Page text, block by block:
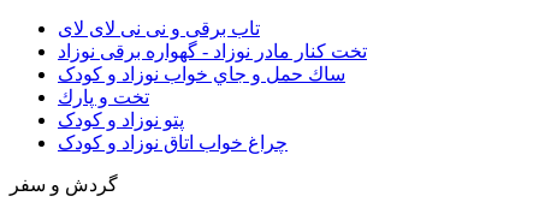
تاب برقی و نی نی لای لای
تخت كنار مادر نوزاد - گهواره برقی نوزاد
ساك حمل و جاي خواب نوزاد و کودک
تخت و پارك
پتو نوزاد و کودک
چراغ خواب اتاق نوزاد و کودک
گردش و سفر